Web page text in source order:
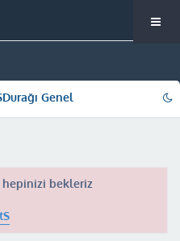
Genel
hepinizi bekleriz